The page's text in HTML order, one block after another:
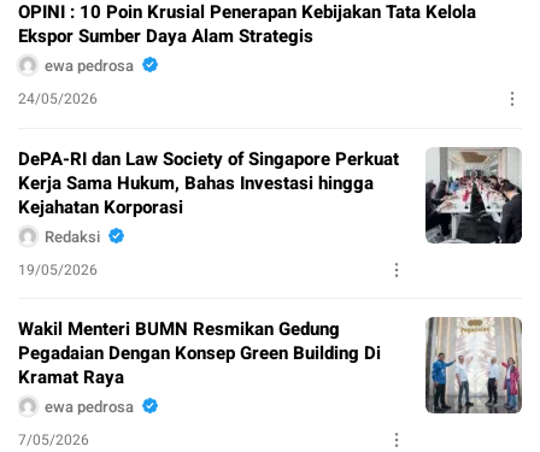
OPINI : 10 Poin Krusial Penerapan Kebijakan Tata Kelola
Ekspor Sumber Daya Alam Strategis
ewa pedrosa
24/05/2026
DePA-RI dan Law Society of Singapore Perkuat
Kerja Sama Hukum, Bahas Investasi hingga
Kejahatan Korporasi
Redaksi
19/05/2026
Wakil Menteri BUMN Resmikan Gedung
Pegadaian Dengan Konsep Green Building Di
Kramat Raya
ewa pedrosa
7/05/2026